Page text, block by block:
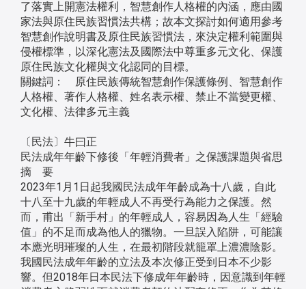
了落實上開憲法權利，智慧創作人格權的內涵，應由國
家法與原住民族習慣法共構；故本文探討如何適用參考
智慧創作說明書及原住民族習慣法，來決定權利範圍與
侵權標準，以深化憲法及國際法中尊重多元文化、保護
原住民族文化權與文化認同的目標。
關鍵詞： 原住民族傳統智慧創作保護條例、智慧創作
人格權、著作人格權、姓名表示權、禁止不當變更權、
文化權、法律多元主義
〔民法〕牛曰正
民法成年年齡下修後「年輕消費者」之保護課題與省思
摘 要
2023年1月1日起我國民法成年年齡成為十八歲，自此
十八至十九歲的年輕成人不再受行為能力之保護。然
而，甫出「新手村」的年輕成人，容易因為人生「經驗
值」的不足而成為他人的獵物。一旦誤入陷阱，可能讓
本應光明璀璨的人生，在最初階段就籠罩上濃濃陰影。
我國民法成年年齡的立法及本次修正受到日本不少影
響。但2018年日本民法下修成年年齡時，因意識到年輕